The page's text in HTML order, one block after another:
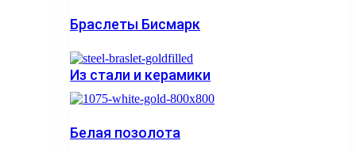
Браслеты Бисмарк
Из стали и керамики
Белая позолота